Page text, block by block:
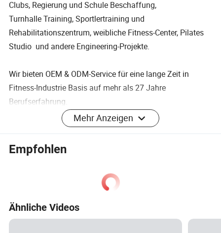
Clubs, Regierung und Schule Beschaffung,
Turnhalle Training, Sportlertraining und
Rehabilitationszentrum, weibliche Fitness-Center, Pilates
Studio und andere Engineering-Projekte.
Wir bieten OEM & ODM-Service für eine lange Zeit in
Fitness-Industrie Basis auf mehr als 27 Jahre
Berufserfahrung.
Wir achten mehr auf die Produktentwicklung, Aufbau von
professionellen R & D-Team, um verschiedene spezielle
Bedürfnisse für unsere Kunden zu erfüllen. Genießen Sie
Lebensstil umgesehen. Nehmen Sie immer
Produktqualität als Kernbasis für
Mehr Anzeigen
Empfohlen
Ähnliche Videos